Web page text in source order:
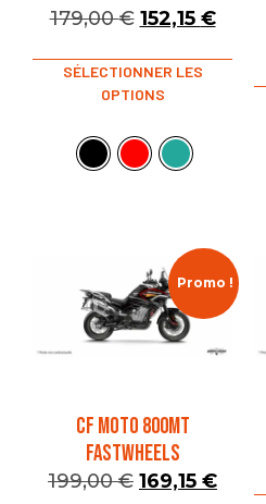
179,00€ 152,15 €
SÉLECTIONNER LES
OPTIONS
Promo !
CF MOTO 800MT
FASTWHEELS
199,00€ 169,15 €